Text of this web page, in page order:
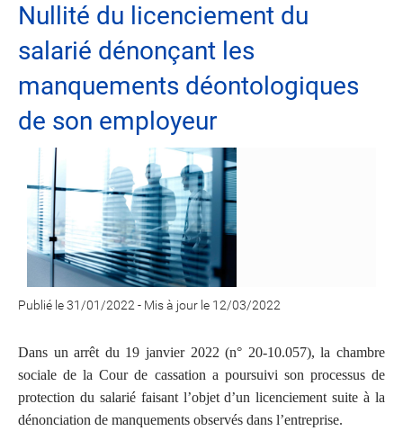
Nullité du licenciement du
salarié dénonçant les
manquements déontologiques
de son employeur
Publié le 31/01/2022 - Mis à jour le 12/03/2022
Dans un arrêt du 19 janvier 2022 (n° 20-10.057), la chambre
sociale de la Cour de cassation a poursuivi son processus de
protection du salarié faisant l’objet d’un licenciement suite à la
dénonciation de manquements observés dans l’entreprise.